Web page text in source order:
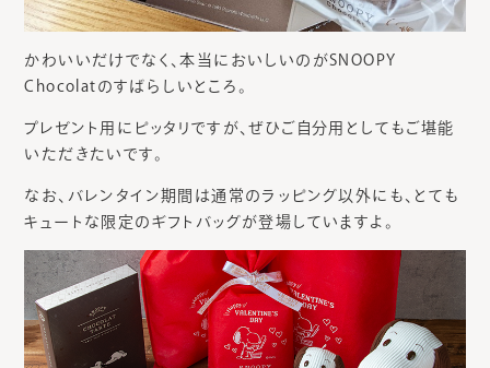
かわいいだけでなく、本当においしいのがSNOOPY
Chocolatのすばらしいところ。
プレゼント用にピッタリですが、ぜひご自分用としてもご堪能
いただきたいです。
なお、バレンタイン期間は通常のラッピング以外にも、とても
キュートな限定のギフトバッグが登場していますよ。